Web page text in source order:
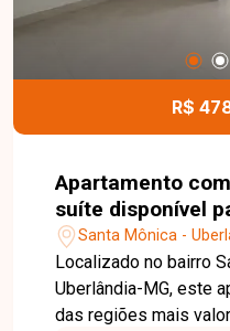
R$
Apartamento com
suíte disponível para venda no bairro
Santa Mônica em
Santa Mônica -
Localizado no bairro
Uberlândia-MG, este
das regiões mais